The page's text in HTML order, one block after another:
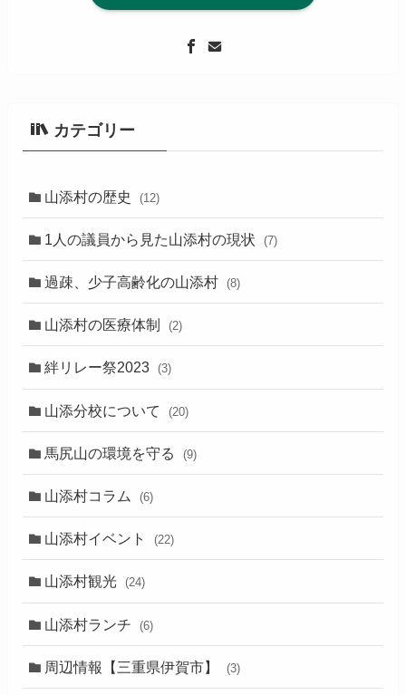
カテゴリー
山添村の歴史 (12)
1人の議員から見た山添村の現状 (7)
過疎、少子高齢化の山添村 (8)
山添村の医療体制 (2)
絆リレー祭2023 (3)
山添分校について (20)
馬尻山の環境を守る (9)
山添村コラム (6)
山添村イベント (22)
山添村観光 (24)
山添村ランチ (6)
周辺情報【三重県伊賀市】 (3)